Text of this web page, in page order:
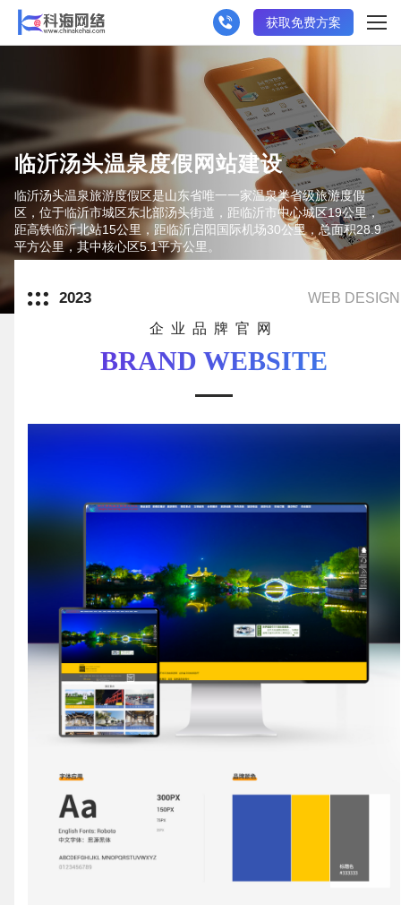
获取免费方案
临沂汤头温泉度假网站建设
临沂汤头温泉旅游度假区是山东省唯一一家温泉类省级旅游度假
区，位于临沂市城区东北部汤头街道，距临沂市中心城区19公里，
距高铁临沂北站15公里，距临沂启阳国际机场30公里，总面积28.9
平方公里，其中核心区5.1平方公里。
2023
WEB DESIGN
企业品牌官网
BRAND WEBSITE